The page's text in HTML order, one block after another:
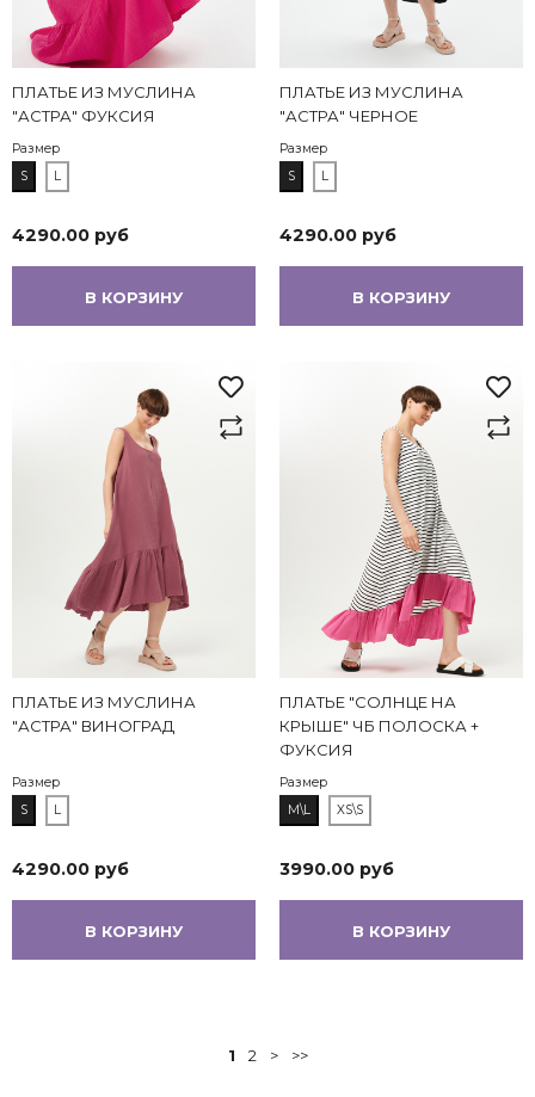
ПЛАТЬЕ ИЗ МУСЛИНА
"АСТРА" ФУКСИЯ
Размер
S
L
4290.00 руб
В КОРЗИНУ
ПЛАТЬЕ ИЗ МУСЛИНА
"АСТРА" ЧЕРНОЕ
Размер
S
L
4290.00 руб
В КОРЗИНУ
ПЛАТЬЕ ИЗ МУСЛИНА
"АСТРА" ВИНОГРАД
Размер
S
L
4290.00 руб
В КОРЗИНУ
ПЛАТЬЕ "СОЛНЦЕ НА
КРЫШЕ" ЧБ ПОЛОСКА +
ФУКСИЯ
Размер
M\L
XS\S
3990.00 руб
В КОРЗИНУ
1 2 > >>